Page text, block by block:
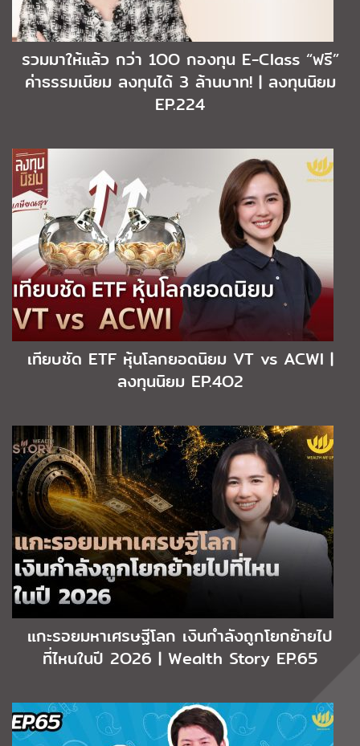
รวมมาให้แล้ว กว่า 1OO กองทุน E-Class “ฟรี”
ค่าธรรมเนียม ลงทุนได้ 3 ล้านบาท! | ลงทุนนิยม
EP.224
เทียบชัด ETF หุ้นโลกยอดนิยม VT vs ACWI |
ลงทุนนิยม EP.4O2
แกะรอยมหาเศรษฐีโลก เงินกำลังถูกโยกย้ายไป
ที่ไหนในปี 2O26 | Wealth Story EP.65